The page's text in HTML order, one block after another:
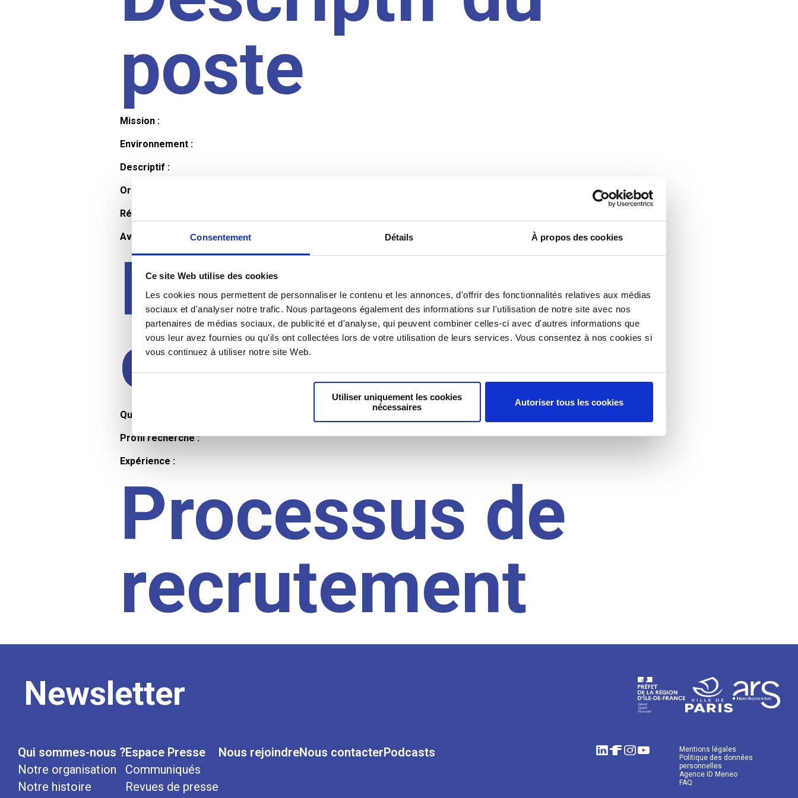
Consentement Détails À propos des cookies
Ce site Web utilise des cookies
Les cookies nous permettent de personnaliser le contenu et les annonces, d'offrir des fonctionnalités relatives aux médias
sociaux et d'analyser notre trafic. Nous partageons également des informations sur l'utilisation de notre site avec nos
partenaires de médias sociaux, de publicité et d'analyse, qui peuvent combiner celles-ci avec d'autres informations que
vous leur avez fournies ou qu'ils ont collectées lors de votre utilisation de leurs services. Vous consentez à nos cookies si
vous continuez à utiliser notre site Web.
Utiliser uniquement les cookies
nécessaires
Autoriser tous les cookies
poste
Mission :
Environnement :
Descriptif :
Organisation et horaires :
Rémunération :
Avantages :
Profil du
candidat
Qualifications et diplômes :
Profil recherché :
Expérience :
Processus de
recrutement
Newsletter
Qui sommes-nous ?
Notre organisation
Notre histoire
Espace Presse
Communiqués
Revues de presse
Nous rejoindreNous contacterPodcasts
Mentions légales
Politique des données
personnelles
Agence ID Meneo
FAQ